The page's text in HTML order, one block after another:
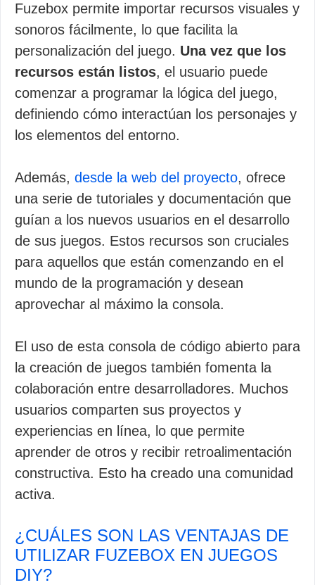
Fuzebox permite importar recursos visuales y
sonoros fácilmente, lo que facilita la
personalización del juego. Una vez que los
recursos están listos, el usuario puede
comenzar a programar la lógica del juego,
definiendo cómo interactúan los personajes y
los elementos del entorno.
Además, desde la web del proyecto, ofrece
una serie de tutoriales y documentación que
guían a los nuevos usuarios en el desarrollo
de sus juegos. Estos recursos son cruciales
para aquellos que están comenzando en el
mundo de la programación y desean
aprovechar al máximo la consola.
El uso de esta consola de código abierto para
la creación de juegos también fomenta la
colaboración entre desarrolladores. Muchos
usuarios comparten sus proyectos y
experiencias en línea, lo que permite
aprender de otros y recibir retroalimentación
constructiva. Esto ha creado una comunidad
activa.
¿CUÁLES SON LAS VENTAJAS DE
UTILIZAR FUZEBOX EN JUEGOS
DIY?